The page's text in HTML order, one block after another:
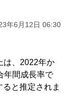
年6月12日 06:30
は、2022年か
年間成長率で
と推定されま